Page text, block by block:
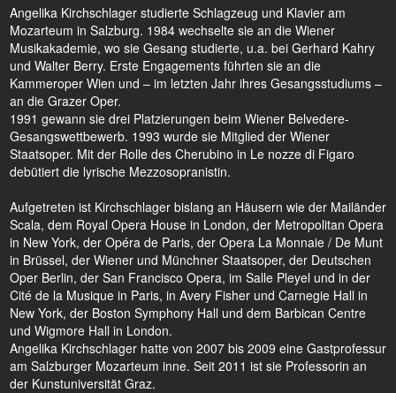
Angelika Kirchschlager studierte Schlagzeug und Klavier am
Mozarteum in Salzburg. 1984 wechselte sie an die Wiener
Musikakademie, wo sie Gesang studierte, u.a. bei Gerhard Kahry
und Walter Berry. Erste Engagements führten sie an die
Kammeroper Wien und – im letzten Jahr ihres Gesangsstudiums –
an die Grazer Oper.
1991 gewann sie drei Platzierungen beim Wiener Belvedere-
Gesangswettbewerb. 1993 wurde sie Mitglied der Wiener
Staatsoper. Mit der Rolle des Cherubino in Le nozze di Figaro
debütiert die lyrische Mezzosopranistin.
Aufgetreten ist Kirchschlager bislang an Häusern wie der Mailänder
Scala, dem Royal Opera House in London, der Metropolitan Opera
in New York, der Opéra de Paris, der Opera La Monnaie / De Munt
in Brüssel, der Wiener und Münchner Staatsoper, der Deutschen
Oper Berlin, der San Francisco Opera, im Salle Pleyel und in der
Cité de la Musique in Paris, in Avery Fisher und Carnegie Hall in
New York, der Boston Symphony Hall und dem Barbican Centre
und Wigmore Hall in London.
Angelika Kirchschlager hatte von 2007 bis 2009 eine Gastprofessur
am Salzburger Mozarteum inne. Seit 2011 ist sie Professorin an
der Kunstuniversität Graz.